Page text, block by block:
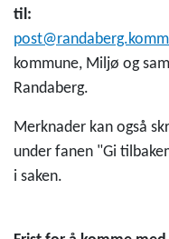
til:
kommune, Miljø og
Randaberg.
Merknader kan også
under fanen "Gi
i saken.